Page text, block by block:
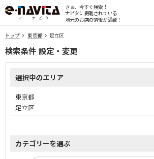
さぁ、今すぐ検索！
ナビタに掲載されている
地元のお店の情報が満載！
トップ 東京都 足立区
検索条件 設定・変更
選択中のエリア
東京都
足立区
カテゴリーを選ぶ